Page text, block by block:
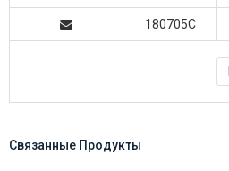
180705C
Связанные Продукты